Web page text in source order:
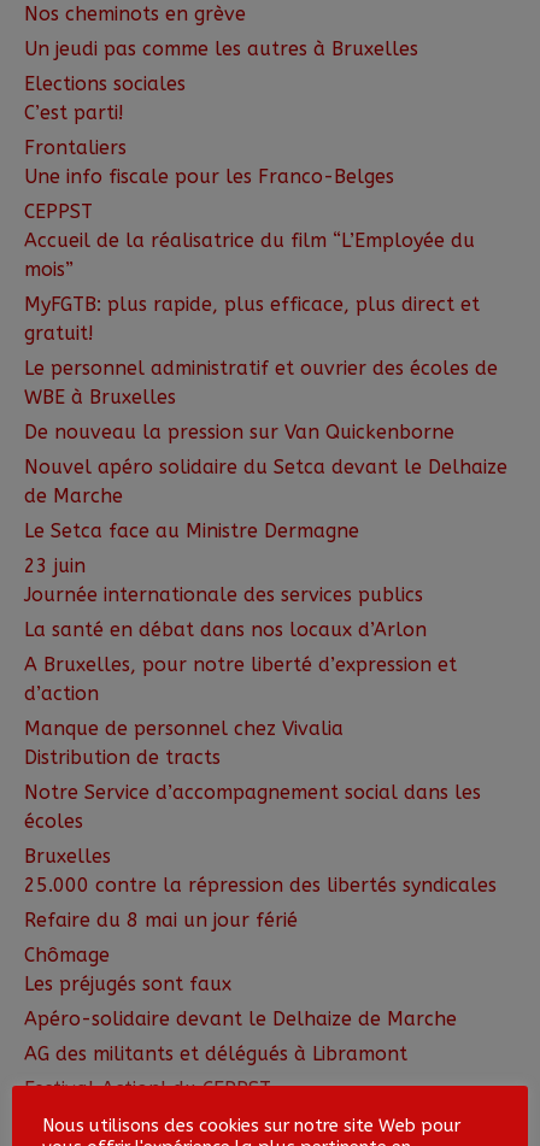
Nos cheminots en grève
Un jeudi pas comme les autres à Bruxelles
Elections sociales
C’est parti!
Frontaliers
Une info fiscale pour les Franco-Belges
CEPPST
Accueil de la réalisatrice du film “L’Employée du
mois”
MyFGTB: plus rapide, plus efficace, plus direct et
gratuit!
Le personnel administratif et ouvrier des écoles de
WBE à Bruxelles
De nouveau la pression sur Van Quickenborne
Nouvel apéro solidaire du Setca devant le Delhaize
de Marche
Le Setca face au Ministre Dermagne
23 juin
Journée internationale des services publics
La santé en débat dans nos locaux d’Arlon
A Bruxelles, pour notre liberté d’expression et
d’action
Manque de personnel chez Vivalia
Distribution de tracts
Notre Service d’accompagnement social dans les
écoles
Bruxelles
25.000 contre la répression des libertés syndicales
Refaire du 8 mai un jour férié
Chômage
Les préjugés sont faux
Apéro-solidaire devant le Delhaize de Marche
AG des militants et délégués à Libramont
Festival Action! du CEPPST
Quel succès!
Nous utilisons des cookies sur notre site Web pour